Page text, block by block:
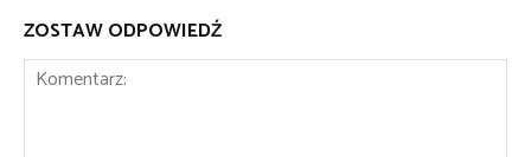
ZOSTAW ODPOWIEDŹ